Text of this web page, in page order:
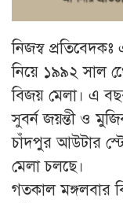
নিজস্ব
নিয়ে ১৯৯২ সাল
বিজয় মেলা। এ
সুবর্ন জয়ন্তী ও
চাঁদপুর আউটার
মেলা চলছে।
গতকাল মঙ্গলবার